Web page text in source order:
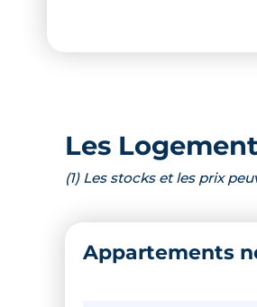
Les
(1) Les stocks et les prix
Appartements